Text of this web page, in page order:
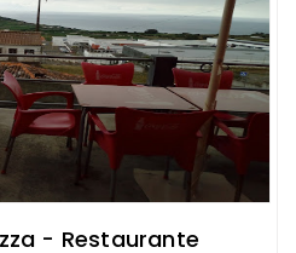
- Restaurante